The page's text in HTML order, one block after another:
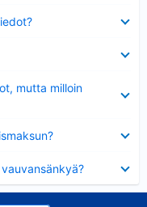
mutta milloin